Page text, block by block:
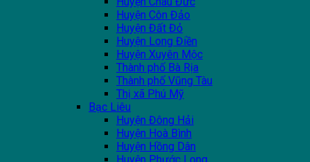
Huyện Côn Đảo
Huyện Đất Đỏ
Huyện Long Điền
Huyện Xuyên Mộc
Thành phố Bà Rịa
Thành phố Vũng Tàu
Thị xã Phú Mỹ
Bạc Liêu
Huyện Đông Hải
Huyện Hoà Bình
Huyện Hồng Dân